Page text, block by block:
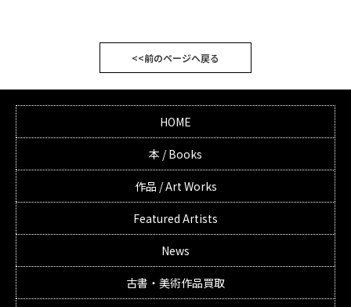
<<前のページへ戻る
HOME
本 / Books
作品 / Art Works
Featured Artists
News
古書・美術作品買取